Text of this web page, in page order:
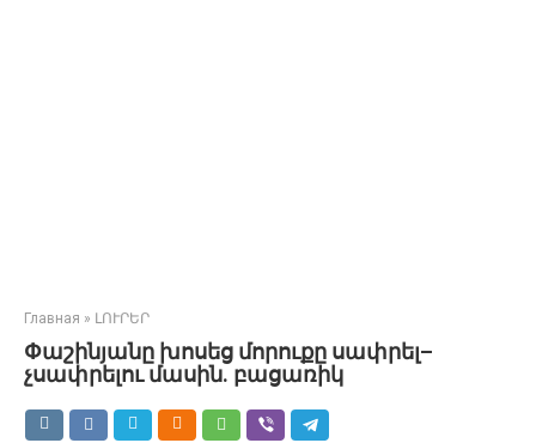
Главная » ԼՈՒՐԵՐ
Փաշինյանը խոսեց մորուքը սափրել–
չսափրելու մասին. բացառիկ